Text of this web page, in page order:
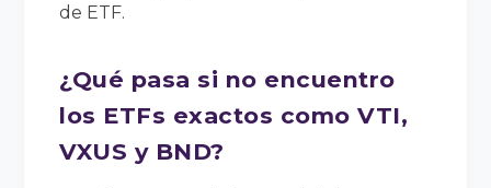
de ETF.
¿Qué pasa si no encuentro
los ETFs exactos como VTI,
VXUS y BND?